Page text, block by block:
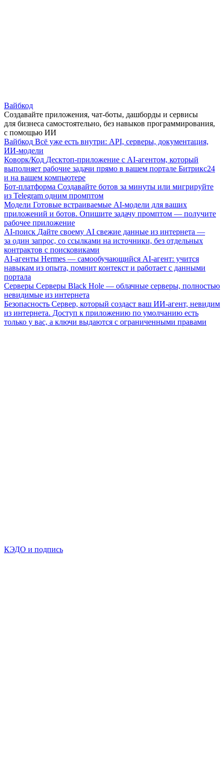
Вайбкод
Создавайте приложения, чат-боты, дашборды и сервисы
для бизнеса самостоятельно, без навыков программирования,
с помощью ИИ
Вайбкод Всё уже есть внутри: API, серверы, документация,
ИИ-модели
Коворк/Код Десктоп-приложение с AI-агентом, который
выполняет рабочие задачи прямо в вашем портале Битрикс24
и на вашем компьютере
Бот-платформа Создавайте ботов за минуты или мигрируйте
из Telegram одним промптом
Модели Готовые встраиваемые AI-модели для ваших
приложений и ботов. Опишите задачу промптом — получите
рабочее приложение
AI-поиск Дайте своему AI свежие данные из интернета —
за один запрос, со ссылками на источники, без отдельных
контрактов с поисковиками
AI-агенты Hermes — самообучающийся AI-агент: учится
навыкам из опыта, помнит контекст и работает с данными
портала
Серверы Серверы Black Hole — облачные серверы, полностью
невидимые из интернета
Безопасность Сервер, который создаст ваш ИИ-агент, невидим
из интернета. Доступ к приложению по умолчанию есть
только у вас, а ключи выдаются с ограниченными правами
КЭДО и подпись